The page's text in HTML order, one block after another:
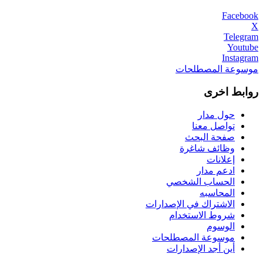
Facebook
X
Telegram
Youtube
Instagram
موسوعة المصطلحات
روابط اخرى
حول مدار
تواصل معنا
صفحة البحث
وظائف شاغرة
إعلانات
ادعم مدار
الحساب الشخصي
المحاسبه
الاشتراك في الإصدارات
شروط الاستخدام
الوسوم
موسوعة المصطلحات
أين أجد الإصدارات